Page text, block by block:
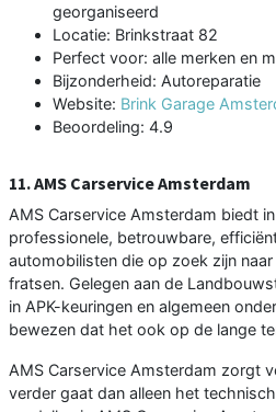
georganiseerd
Locatie: Brinkstraat 82
Perfect voor: alle merken en
Bijzonderheid: Autoreparatie
Website: Brink Garage
Beoordeling: 4.9
11. AMS Carservice Amsterdam
AMS Carservice Amsterdam biedt
professionele, betrouwbare,
automobilisten die op zoek zijn
fratsen. Gelegen aan de
in APK-keuringen en algemeen
bewezen dat het ook op de lange
AMS Carservice Amsterdam zorgt
verder gaat dan alleen het